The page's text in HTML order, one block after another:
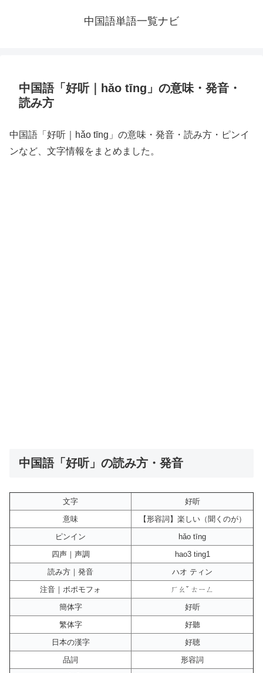
中国語単語一覧ナビ
中国語「好听｜hǎo tīng」の意味・発音・
読み方
中国語「好听｜hǎo tīng」の意味・発音・読み方・ピンイ
ンなど、文字情報をまとめました。
中国語「好听」の読み方・発音
文字
好听
意味
【形容詞】楽しい（聞くのが）
ピンイン
hǎo tīng
四声｜声調
hao3 ting1
読み方｜発音
ハオ ティン
注音｜ボポモフォ
ㄏㄠˇ ㄊㄧㄥ
簡体字
好听
繁体字
好聽
日本の漢字
好聴
品詞
形容詞